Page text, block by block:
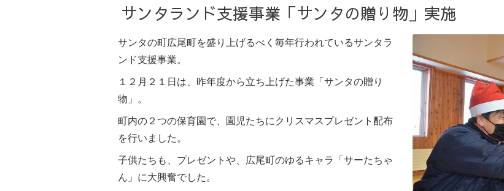
サンタランド支援事業「サンタの贈り物」実施
サンタの町広尾町を盛り上げるべく毎年行われているサンタラ
ンド支援事業。
１２月２１日は、昨年度から立ち上げた事業「サンタの贈り
物」。
町内の２つの保育園で、園児たちにクリスマスプレゼント配布
を行いました。
子供たちも、プレゼントや、広尾町のゆるキャラ「サーたちゃ
ん」に大興奮でした。